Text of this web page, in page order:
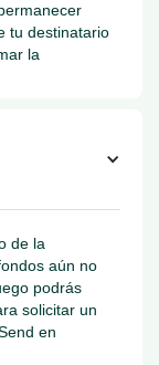
tu destinatario
la
de la
aún no
podrás
solicitar un
en